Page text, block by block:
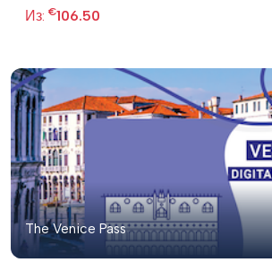
Из: €106.50
The Venice Pass